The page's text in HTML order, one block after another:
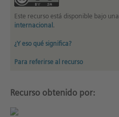
Este recurso está disponible bajo una
internacional.
¿Y eso qué significa?
Para referirse al recurso
Recurso obtenido por: